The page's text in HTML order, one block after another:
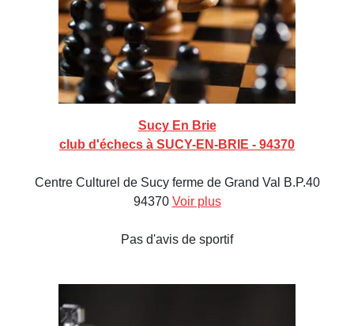
Sucy En Brie
club d'échecs à SUCY-EN-BRIE - 94370
Centre Culturel de Sucy ferme de Grand Val B.P.40
94370 Voir plus
Pas d'avis de sportif